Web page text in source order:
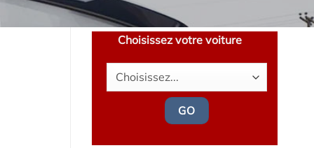
Choisissez votre voiture
GO